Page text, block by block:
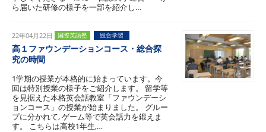
ら届いた研修の様子を一部を紹介し…
22年04月22日 国際英語塾 総合学習
高１ファウンデーションコース・総合探
究の時間
1学期の授業が本格的に始まっています。今
回は特別授業の様子をご紹介します。 留学等
を見据えた本格英会話教室「ファウンデーシ
ョンコース」の授業が始まりました。 グルー
プに分かれて, ゲーム等で英会話力を鍛えま
す。 こちらは高校1年生,…